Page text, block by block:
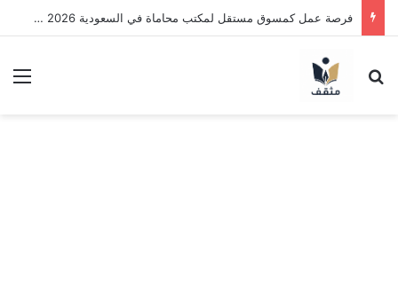
فرصة عمل كمسوق مستقل لمكتب محاماة في السعودية 2026 | اعمل بنظام العمولة وحقق دخلاً بدون خبرة
بحث عن